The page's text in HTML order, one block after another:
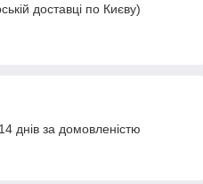
доставці по Києву)
днів за домовленістю